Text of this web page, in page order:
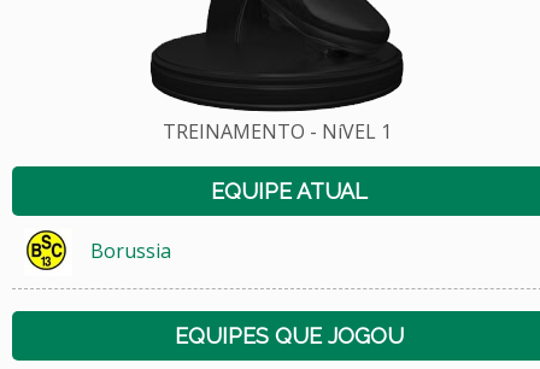
TREINAMENTO - NíVEL 1
EQUIPE ATUAL
Borussia
EQUIPES QUE JOGOU